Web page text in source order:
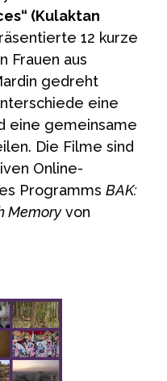
(Kulaktan
12 kurze
Frauen aus
gedreht
eine
eine gemeinsame
Die Filme sind
Online-
Programms BAK:
Memoryvon